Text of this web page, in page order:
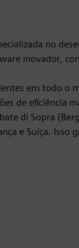
no
inovador,
em todo o
de eficiência
di Sopra
e Suíça.